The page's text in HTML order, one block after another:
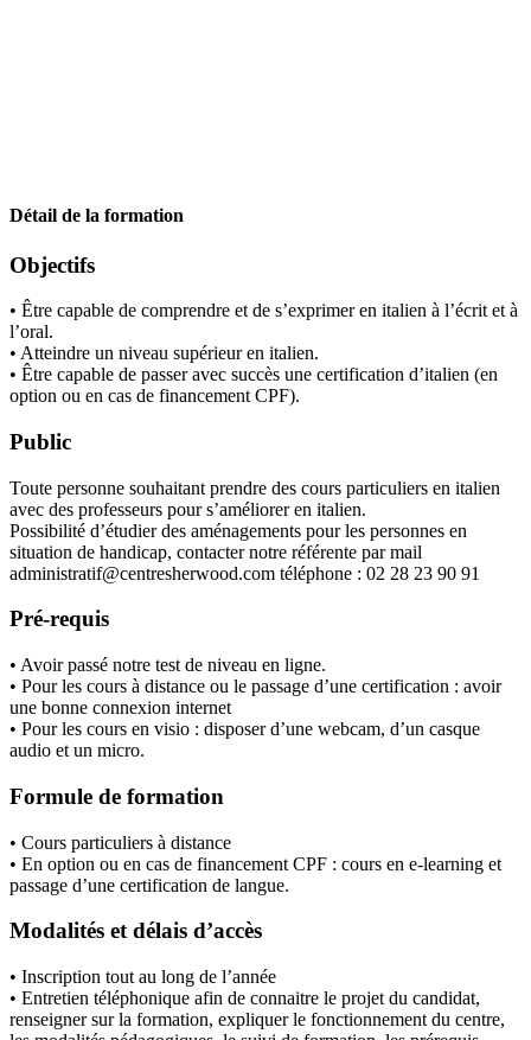
Détail de la formation
Objectifs
• Être capable de comprendre et de s’exprimer en italien à l’écrit et à
l’oral.
• Atteindre un niveau supérieur en italien.
• Être capable de passer avec succès une certification d’italien (en
option ou en cas de financement CPF).
Public
Toute personne souhaitant prendre des cours particuliers en italien
avec des professeurs pour s’améliorer en italien.
Possibilité d’étudier des aménagements pour les personnes en
situation de handicap, contacter notre référente par mail
administratif@centresherwood.com téléphone : 02 28 23 90 91
Pré-requis
• Avoir passé notre test de niveau en ligne.
• Pour les cours à distance ou le passage d’une certification : avoir
une bonne connexion internet
• Pour les cours en visio : disposer d’une webcam, d’un casque
audio et un micro.
Formule de formation
• Cours particuliers à distance
• En option ou en cas de financement CPF : cours en e-learning et
passage d’une certification de langue.
Modalités et délais d’accès
• Inscription tout au long de l’année
• Entretien téléphonique afin de connaitre le projet du candidat,
renseigner sur la formation, expliquer le fonctionnement du centre,